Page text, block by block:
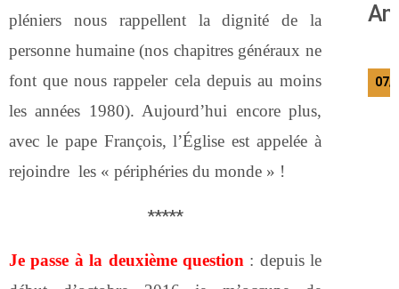
pléniers nous rappellent la dignité de la
personne humaine (nos chapitres généraux ne
font que nous rappeler cela depuis au moins
les années 1980). Aujourd’hui encore plus,
avec le pape François, l’Église est appelée à
rejoindre les « périphéries du monde » !
*****
Je passe à la deuxième question : depuis le
07/